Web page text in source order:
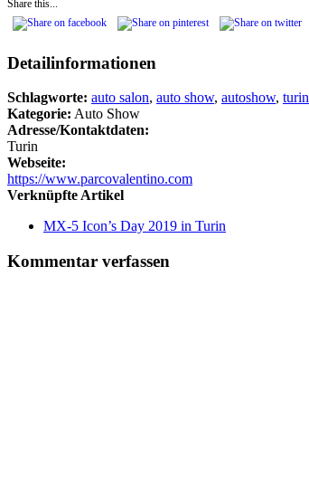
Share this...
Detailinformationen
Schlagworte: auto salon, auto show, autoshow, turin
Kategorie: Auto Show
Adresse/Kontaktdaten:
Turin
Webseite:
https://www.parcovalentino.com
Verknüpfte Artikel
MX-5 Icon’s Day 2019 in Turin
Kommentar verfassen